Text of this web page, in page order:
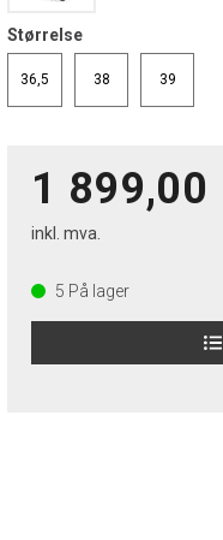
Størrelse
36,5 38 39
1 899,00
inkl. mva.
5 På lager